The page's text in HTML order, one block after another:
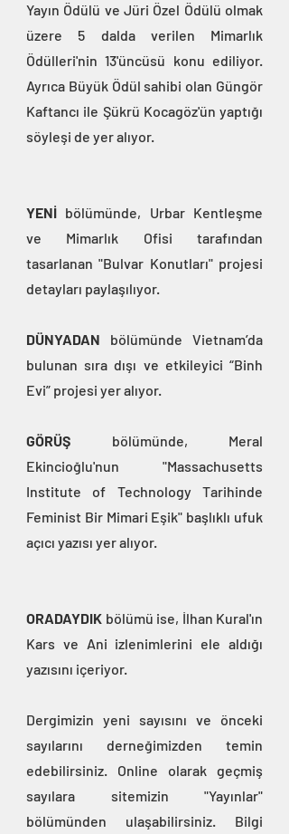
Yayın Ödülü ve Jüri Özel Ödülü olmak
üzere 5 dalda verilen Mimarlık
Ödülleri'nin 13'üncüsü konu ediliyor.
Ayrıca Büyük Ödül sahibi olan Güngör
Kaftancı ile Şükrü Kocagöz'ün yaptığı
söyleşi de yer alıyor.
YENİ bölümünde, Urbar Kentleşme
ve Mimarlık Ofisi tarafından
tasarlanan "Bulvar Konutları" projesi
detayları paylaşılıyor.
DÜNYADAN bölümünde Vietnam’da
bulunan sıra dışı ve etkileyici “Binh
Evi” projesi yer alıyor.
GÖRÜŞ bölümünde, Meral
Ekincioğlu'nun "Massachusetts
Institute of Technology Tarihinde
Feminist Bir Mimari Eşik" başlıklı ufuk
açıcı yazısı yer alıyor.
ORADAYDIK bölümü ise, İlhan Kural'ın
Kars ve Ani izlenimlerini ele aldığı
yazısını içeriyor.
Dergimizin yeni sayısını ve önceki
sayılarını derneğimizden temin
edebilirsiniz. Online olarak geçmiş
sayılara sitemizin "Yayınlar"
bölümünden ulaşabilirsiniz. Bilgi